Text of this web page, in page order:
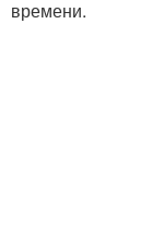
времени.